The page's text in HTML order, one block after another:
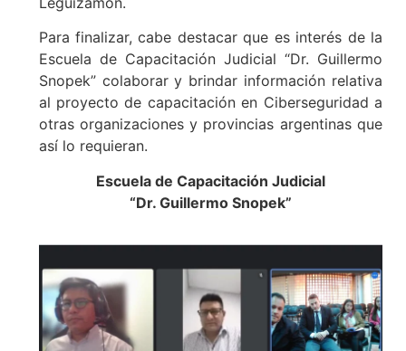
Para finalizar, cabe destacar que es interés de la
Escuela de Capacitación Judicial “Dr. Guillermo
Snopek” colaborar y brindar información relativa
al proyecto de capacitación en Ciberseguridad a
otras organizaciones y provincias argentinas que
así lo requieran.
Escuela de Capacitación Judicial
“Dr. Guillermo Snopek”